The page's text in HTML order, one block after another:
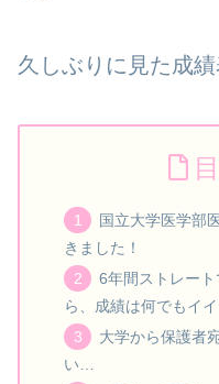
久しぶりに見た成績
国立大学医学部
きました！
6年間ストレー
ら、成績は何でもイイ
大学から保護者
い…